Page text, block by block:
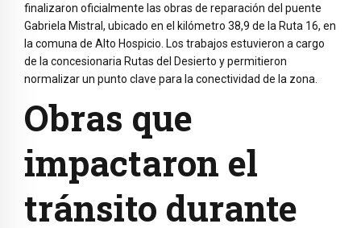
finalizaron oficialmente las obras de reparación del puente
Gabriela Mistral, ubicado en el kilómetro 38,9 de la Ruta 16, en
la comuna de Alto Hospicio. Los trabajos estuvieron a cargo
de la concesionaria Rutas del Desierto y permitieron
normalizar un punto clave para la conectividad de la zona.
Obras que
impactaron el
tránsito durante